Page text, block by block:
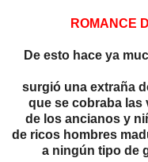
ROMANCE
De esto hace ya
surgió una extraña
que se cobraba las
de los ancianos y
de ricos hombres
a ningún tipo de